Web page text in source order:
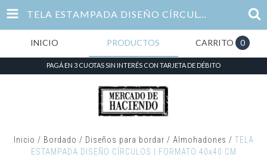
TELA ESTAMPADA DISEÑO CÍRCULOS | FORMATO 40X40 CM
INICIO PRODUCTOS CARRITO 0
PAGÁ EN 3 CUOTAS SIN INTERÉS CON TARJETA DE DÉBITO
Inicio / Bordado / Diseños para bordar / Almohadones / TELA
ESTAMPADA DISEÑO CÍRCULOS | FORMATO 40x40 CM